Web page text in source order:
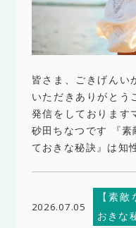
皆さま、ごきげんい
いただきありがと
発信をしております
砂田ちなつです 『素
ておきな秘訣』は知
2026.07.05
【素
おきな